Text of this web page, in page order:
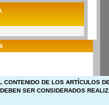
DE LOS ARTÍCULOS
DEBEN SER CONSIDERADOS